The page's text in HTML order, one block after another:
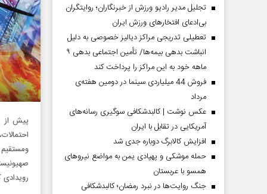
پیش از
تجلیل مدیر رادیو ورزش از خبرنگاران؛ روایتگران
بی‌ادعای افتخارهای ورزش ایران
تعطیلی تدریجی مراکز دیالیز خصوصی به دلیل
انباشت بدهی بیمه‌ها/ تأمین اجتماعی بدهی ۹
ماهه خود به این مراکز را پرداخت کند
فروش 44 میلیاردی سینما در دومین هفته‌ی
مرداد
عکس نوشت | کالبدشکافی سوگیری رسانه‌های
آمریکایی در تقابل با ایران
افزایش کالابرگ دوباره جدی شد
حمله موشکی و پهپادی یمن به مواضع نیروهای
همسو با عربستان
جنگ روایت‌ها در نبرد رمضان؛ کالبدشکافی